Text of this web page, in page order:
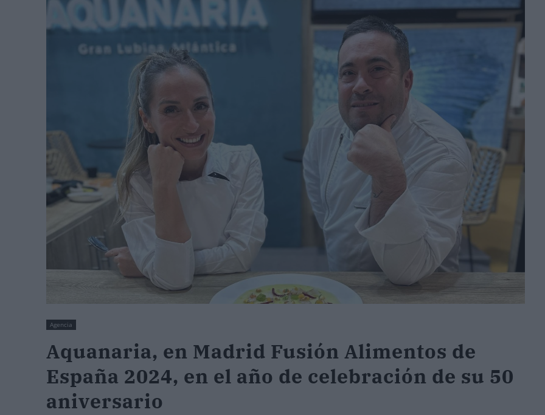
Agencia
Aquanaria, en Madrid Fusión Alimentos de
España 2024, en el año de celebración de su 50
aniversario